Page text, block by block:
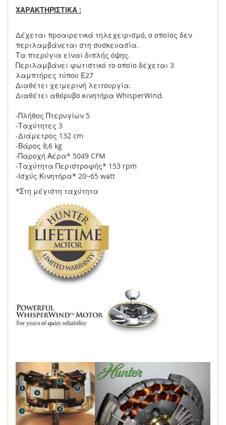
ΧΑΡΑΚΤΗΡΙΣΤΙΚΑ :
Δέχεται προαιρετικά τηλεχειρισμό, ο οποίος δεν
περιλαμβάνεται στη συσκευασία.
Τα πτερύγια είναι διπλής όψης.
Περιλαμβάνει φωτιστικό το οποίο δέχεται 3
λαμπτήρες τύπου Ε27
Διαθέτει χειμερινή λειτουργία.
Διαθέτει αθόρυβο κινητήρα WhisperWind.
-Πλήθος Πτερυγίων 5
-Ταχύτητες 3
-Διάμετρος 132 cm
-Βάρος 8,6 kg
-Παροχή Αέρα* 5049 CFM
-Ταχύτητα Περιστροφής* 153 rpm
-Ισχύς Κινητήρα* 20~65 watt
*Στη μέγιστη ταχύτητα